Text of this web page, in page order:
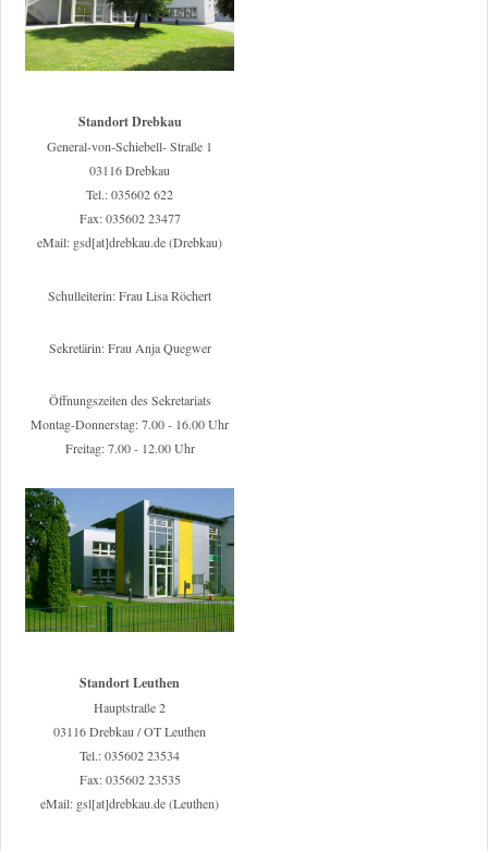
Standort Drebkau
General-von-Schiebell- Straße 1
03116 Drebkau
Tel.: 035602 622
Fax: 035602 23477
eMail: gsd[at]drebkau.de (Drebkau)
Schulleiterin: Frau Lisa Röchert
Sekretärin: Frau Anja Quegwer
Öffnungszeiten des Sekretariats
Montag-Donnerstag: 7.00 - 16.00 Uhr
Freitag: 7.00 - 12.00 Uhr
Standort Leuthen
Hauptstraße 2
03116 Drebkau / OT Leuthen
Tel.: 035602 23534
Fax: 035602 23535
eMail: gsl[at]drebkau.de (Leuthen)